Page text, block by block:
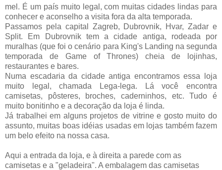
mel. É um país muito legal, com muitas cidades lindas para
conhecer e aconselho a visita fora da alta temporada.
Passamos pela capital Zagreb, Dubrovnik, Hvar, Zadar e
Split. Em Dubrovnik tem a cidade antiga, rodeada por
muralhas (que foi o cenário para King's Landing na segunda
temporada de Game of Thrones) cheia de lojinhas,
restaurantes e bares.
Numa escadaria da cidade antiga encontramos essa loja
muito legal, chamada Lega-lega. Lá você encontra
camisetas, pôsteres, broches, caderninhos, etc. Tudo é
muito bonitinho e a decoração da loja é linda.
Já trabalhei em alguns projetos de vitrine e gosto muito do
assunto, muitas boas idéias usadas em lojas também fazem
um belo efeito na nossa casa.
Aqui a entrada da loja, e à direita a parede com as
camisetas e a "geladeira". A embalagem das camisetas